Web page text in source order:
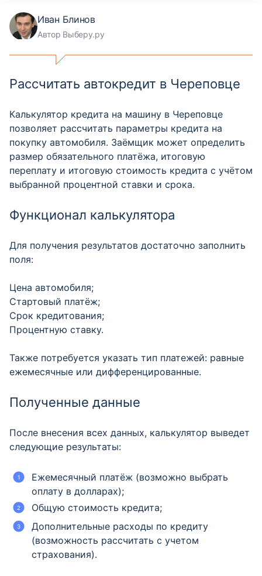
Иван Блинов
Автор Выберу.ру
Рассчитать автокредит в Череповце
Калькулятор кредита на машину в Череповце
позволяет рассчитать параметры кредита на
покупку автомобиля. Заёмщик может определить
размер обязательного платёжа, итоговую
переплату и итоговую стоимость кредита с учётом
выбранной процентной ставки и срока.
Функционал калькулятора
Для получения результатов достаточно заполнить
поля:
Цена автомобиля;
Стартовый платёж;
Срок кредитования;
Процентную ставку.
Также потребуется указать тип платежей: равные
ежемесячные или дифференцированные.
Полученные данные
После внесения всех данных, калькулятор выведет
следующие результаты:
Ежемесячный платёж (возможно выбрать
оплату в долларах);
Общую стоимость кредита;
Дополнительные расходы по кредиту
(возможность рассчитать с учетом
страхования).